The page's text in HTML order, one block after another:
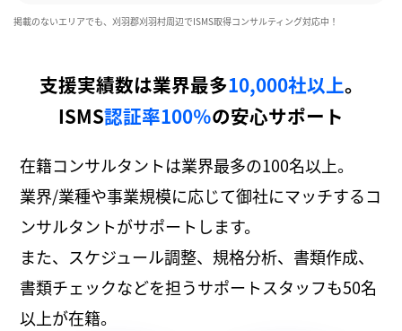
掲載のないエリアでも、刈羽郡刈羽村周辺でISMS取得コンサルティング対応中！
支援実績数は業界最多10,000社以上。
ISMS認証率100％の安心サポート
在籍コンサルタントは業界最多の100名以上。
業界/業種や事業規模に応じて御社にマッチするコ
ンサルタントがサポートします。
また、スケジュール調整、規格分析、書類作成、
書類チェックなどを担うサポートスタッフも50名
以上が在籍。